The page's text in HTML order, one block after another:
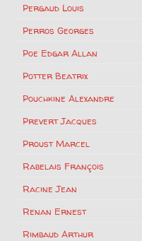
Pergaud Louis
Perros Georges
Poe Edgar Allan
Potter Beatrix
Pouchkine Alexandre
Prevert Jacques
Proust Marcel
Rabelais François
Racine Jean
Renan Ernest
Rimbaud Arthur